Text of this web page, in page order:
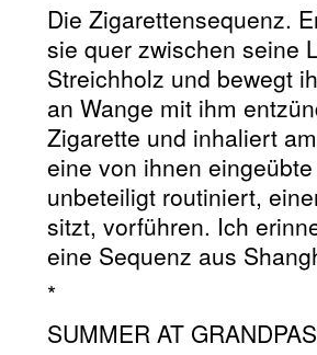
Die Zigarettensequenz.
sie quer zwischen seine
Streichholz und bewegt
an Wange mit ihm
Zigarette und inhaliert
eine von ihnen
unbeteiligt routiniert,
sitzt, vorführen. Ich
eine Sequenz aus
*
SUMMER AT GRANDPAS